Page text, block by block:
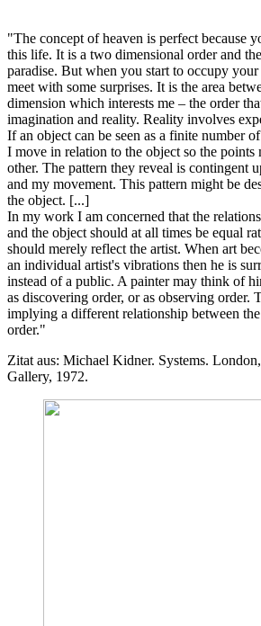
"The concept of heaven is perfect because
this life. It is a two dimensional order and
paradise. But when you start to occupy
meet with some surprises. It is the area
dimension which interests me – the order
imagination and reality. Reality involves
If an object can be seen as a finite number
I move in relation to the object so the points
other. The pattern they reveal is contingent
and my movement. This pattern might be
the object. [...]
In my work I am concerned that the
and the object should at all times be equal
should merely reflect the artist. When art
an individual artist's vibrations then he is
instead of a public. A painter may think of
as discovering order, or as observing order.
implying a different relationship between
order."
Zitat aus: Michael Kidner. Systems.
Gallery, 1972.